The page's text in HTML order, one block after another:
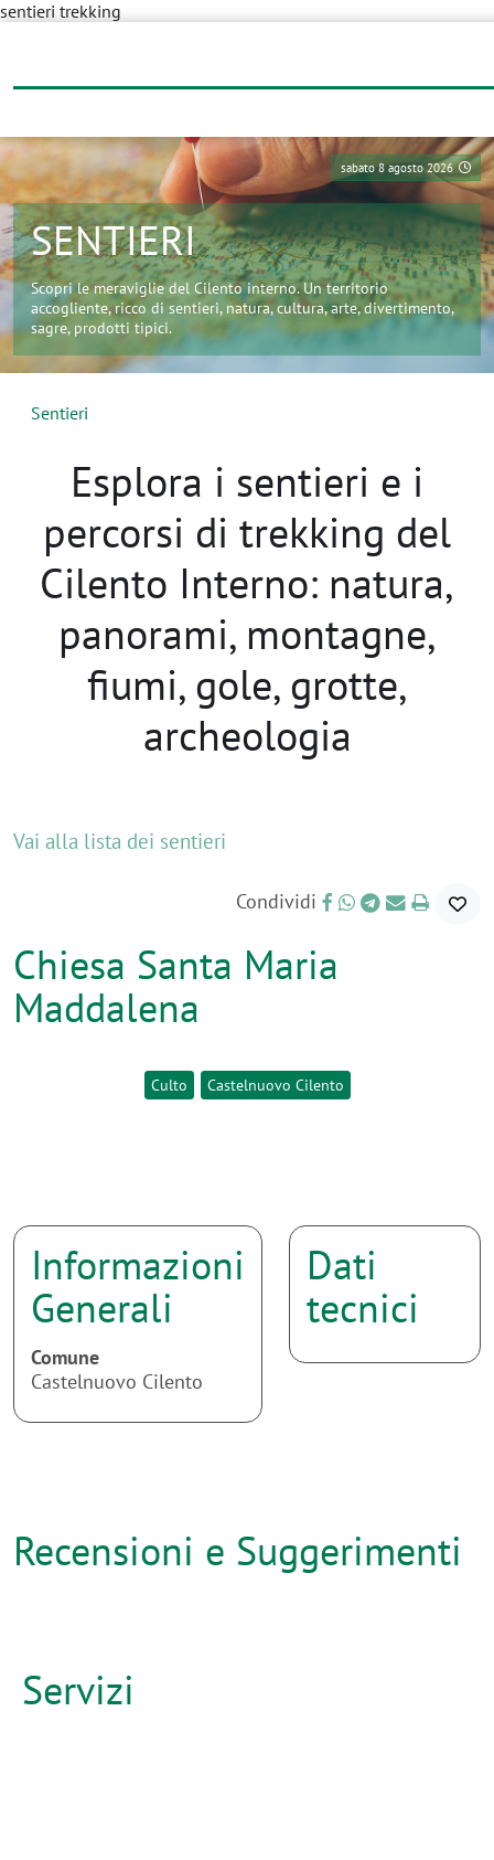
sabato 8 agosto 2026
SENTIERI
Scopri le meraviglie del Cilento interno. Un territorio
accogliente, ricco di sentieri, natura, cultura, arte, divertimento,
sagre, prodotti tipici.
Sentieri
Esplora i sentieri e i
percorsi di trekking del
Cilento Interno: natura,
panorami, montagne,
fiumi, gole, grotte,
archeologia
Vai alla lista dei sentieri
Condividi
Chiesa Santa Maria
Maddalena
Culto Castelnuovo Cilento
Informazioni
Generali
Comune
Castelnuovo Cilento
Dati
tecnici
Recensioni e Suggerimenti
Servizi